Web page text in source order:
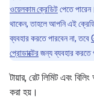
ওয়েলকাম ক্রেডিটপেতে
থাকেন, তাহলে আপনি এই
ব্যবহার করতে পারবেন না, তবে
প্রোডাক্টেরজন্য ব্যবহার করতে
টায়ার, রেট লিমিট এবং
করা হয়।